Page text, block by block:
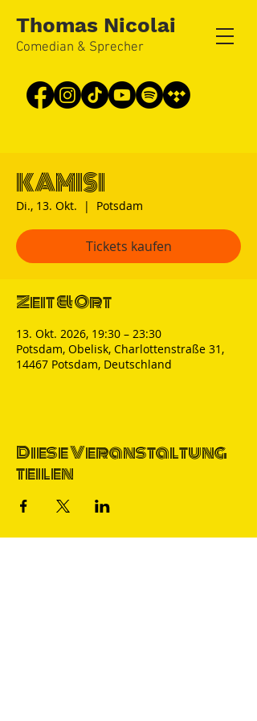
Thomas Nicolai
Comedian & Sprecher
KAMISI
Di., 13. Okt.
  |
Potsdam
Tickets kaufen
Zeit & Ort
13. Okt. 2026, 19:30 – 23:30
Potsdam, Obelisk, Charlottenstraße 31,
14467 Potsdam, Deutschland
Diese Veranstaltung
teilen